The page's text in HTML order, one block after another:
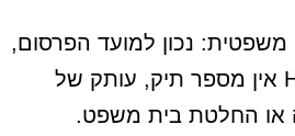
נכון למועד הפרסום,
ל-НАновости אין מספר תיק, עותק של
או החלטת בית משפט.